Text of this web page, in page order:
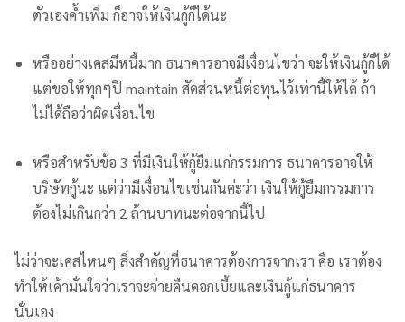
ตัวเองค้ำเพิ่ม ก็อาจให้เงินกู้ก็ได้นะ
หรืออย่างเคสมีหนี้มาก ธนาคารอาจมีเงื่อนไขว่า จะให้เงินกู้ก็ได้
แต่ขอให้ทุกๆปี maintain สัดส่วนหนี้ต่อทุนไว้เท่านี้ให้ได้ ถ้า
ไม่ได้ถือว่าผิดเงื่อนไข
หรือสำหรับข้อ 3 ที่มีเงินให้กู้ยืมแก่กรรมการ ธนาคารอาจให้
บริษัทกู้นะ แต่ว่ามีเงื่อนไขเช่นกันค่ะว่า เงินให้กู้ยืมกรรมการ
ต้องไม่เกินกว่า 2 ล้านบาทนะต่อจากนี้ไป
ไม่ว่าจะเคสไหนๆ สิ่งสำคัญที่ธนาคารต้องการจากเรา คือ เราต้อง
ทำให้เค้ามั่นใจว่าเราจะจ่ายคืนดอกเบี้ยและเงินกู้แก่ธนาคาร
นั่นเอง